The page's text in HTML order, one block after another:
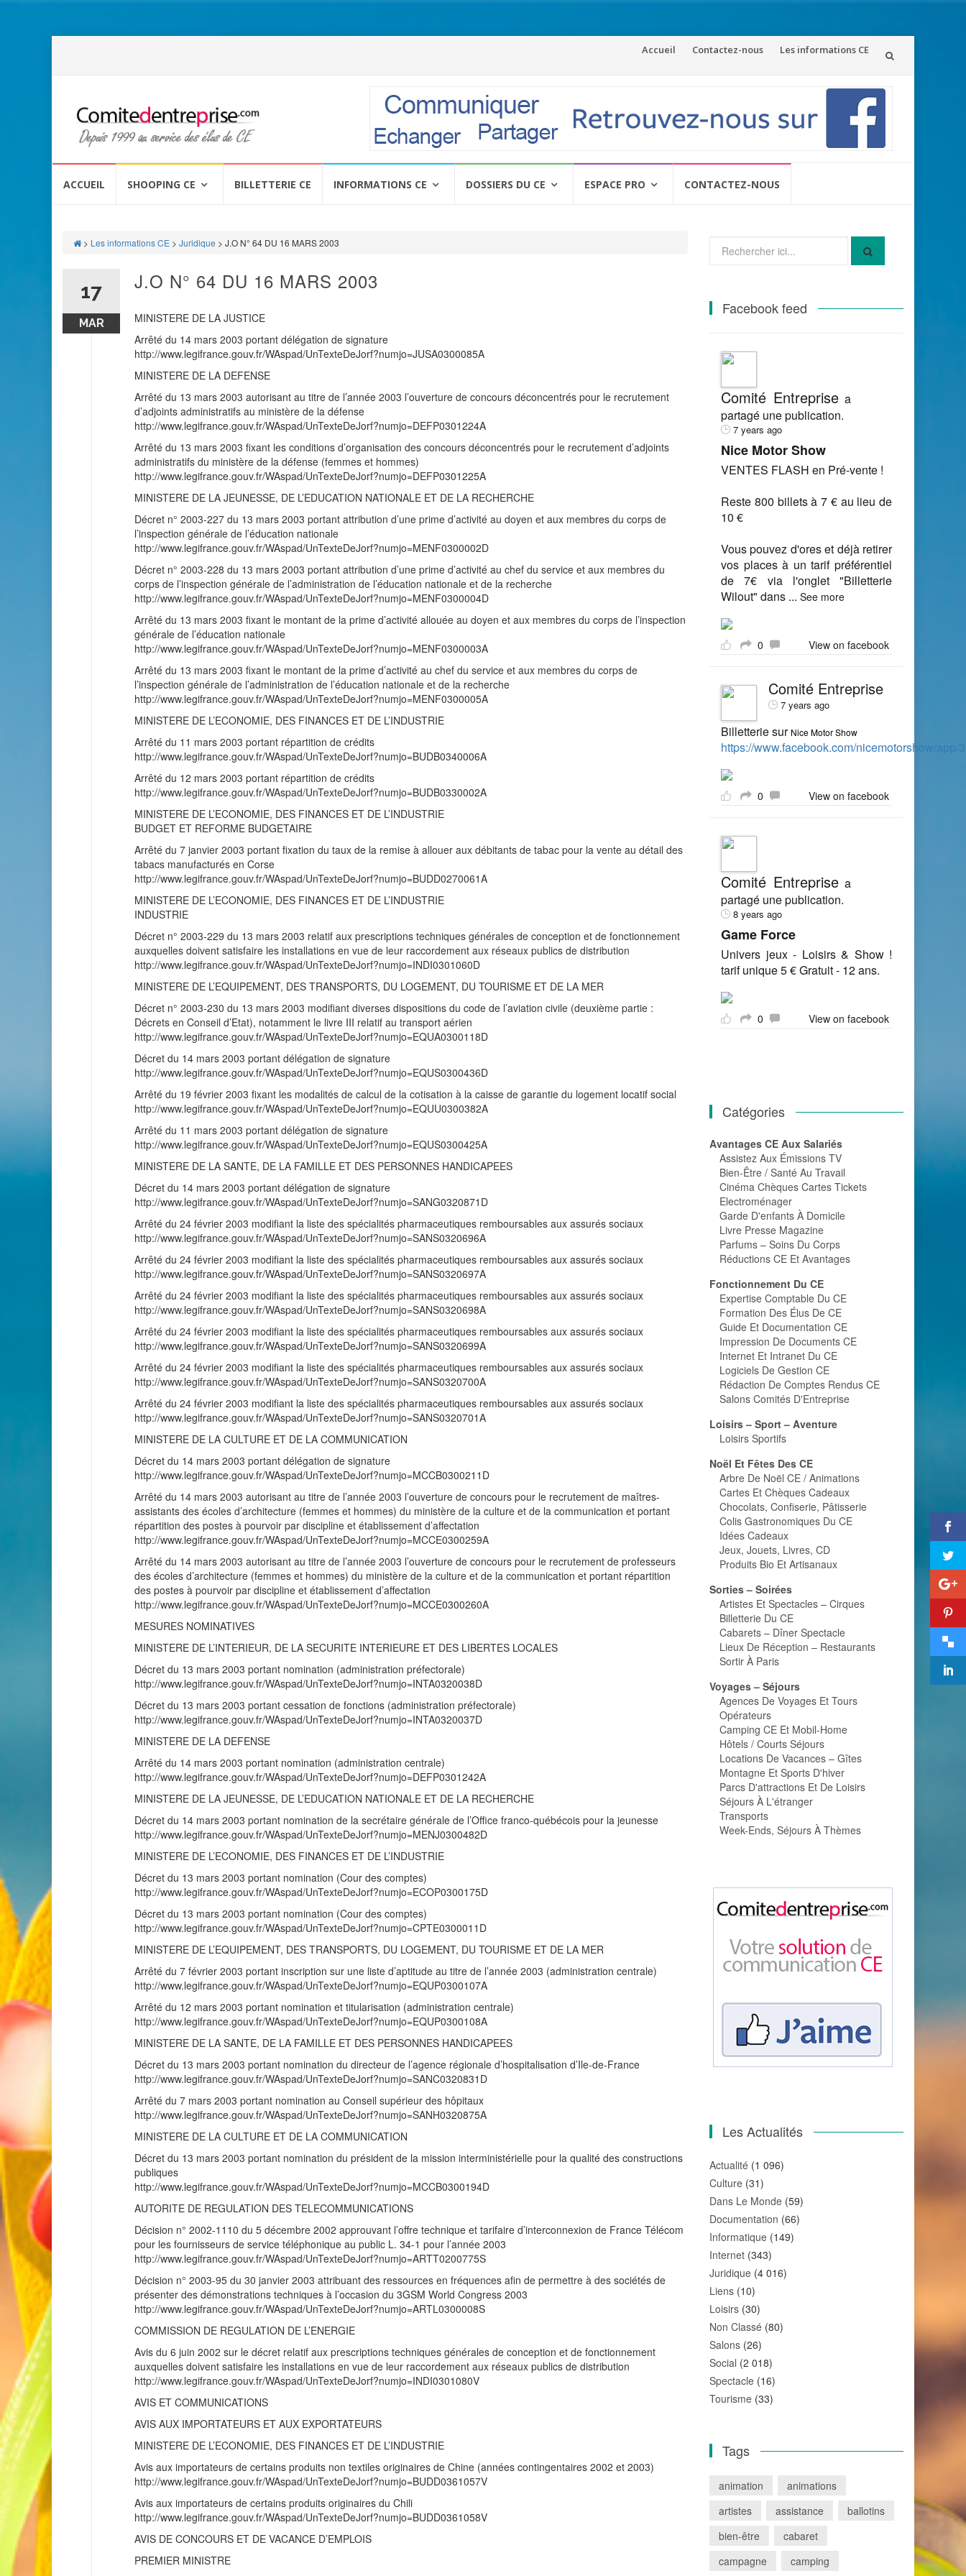
Aller
Accueil Contactez-nous Les informations CE
ACCUEIL SHOOPING CE BILLETTERIE CE INFORMATIONS CE DOSSIERS DU CE ESPACE PRO CONTACTEZ-NOUS
> Les informations CE > Juridique > J.O N° 64 DU 16 MARS 2003
17
MAR
J.O N° 64 DU 16 MARS 2003
MINISTERE DE LA JUSTICE
Arrêté du 14 mars 2003 portant délégation de signature
http://www.legifrance.gouv.fr/WAspad/UnTexteDeJorf?numjo=JUSA0300085A
MINISTERE DE LA DEFENSE
Arrêté du 13 mars 2003 autorisant au titre de l’année 2003 l’ouverture de concours déconcentrés pour le recrutement
d’adjoints administratifs au ministère de la défense
http://www.legifrance.gouv.fr/WAspad/UnTexteDeJorf?numjo=DEFP0301224A
Arrêté du 13 mars 2003 fixant les conditions d’organisation des concours déconcentrés pour le recrutement d’adjoints
administratifs du ministère de la défense (femmes et hommes)
http://www.legifrance.gouv.fr/WAspad/UnTexteDeJorf?numjo=DEFP0301225A
MINISTERE DE LA JEUNESSE, DE L’EDUCATION NATIONALE ET DE LA RECHERCHE
Décret n° 2003-227 du 13 mars 2003 portant attribution d’une prime d’activité au doyen et aux membres du corps de
l’inspection générale de l’éducation nationale
http://www.legifrance.gouv.fr/WAspad/UnTexteDeJorf?numjo=MENF0300002D
Décret n° 2003-228 du 13 mars 2003 portant attribution d’une prime d’activité au chef du service et aux membres du
corps de l’inspection générale de l’administration de l’éducation nationale et de la recherche
http://www.legifrance.gouv.fr/WAspad/UnTexteDeJorf?numjo=MENF0300004D
Arrêté du 13 mars 2003 fixant le montant de la prime d’activité allouée au doyen et aux membres du corps de l’inspection
générale de l’éducation nationale
http://www.legifrance.gouv.fr/WAspad/UnTexteDeJorf?numjo=MENF0300003A
Arrêté du 13 mars 2003 fixant le montant de la prime d’activité au chef du service et aux membres du corps de
l’inspection générale de l’administration de l’éducation nationale et de la recherche
http://www.legifrance.gouv.fr/WAspad/UnTexteDeJorf?numjo=MENF0300005A
MINISTERE DE L’ECONOMIE, DES FINANCES ET DE L’INDUSTRIE
Arrêté du 11 mars 2003 portant répartition de crédits
http://www.legifrance.gouv.fr/WAspad/UnTexteDeJorf?numjo=BUDB0340006A
Arrêté du 12 mars 2003 portant répartition de crédits
http://www.legifrance.gouv.fr/WAspad/UnTexteDeJorf?numjo=BUDB0330002A
MINISTERE DE L’ECONOMIE, DES FINANCES ET DE L’INDUSTRIE
BUDGET ET REFORME BUDGETAIRE
Arrêté du 7 janvier 2003 portant fixation du taux de la remise à allouer aux débitants de tabac pour la vente au détail des
tabacs manufacturés en Corse
http://www.legifrance.gouv.fr/WAspad/UnTexteDeJorf?numjo=BUDD0270061A
MINISTERE DE L’ECONOMIE, DES FINANCES ET DE L’INDUSTRIE
INDUSTRIE
Décret n° 2003-229 du 13 mars 2003 relatif aux prescriptions techniques générales de conception et de fonctionnement
auxquelles doivent satisfaire les installations en vue de leur raccordement aux réseaux publics de distribution
http://www.legifrance.gouv.fr/WAspad/UnTexteDeJorf?numjo=INDI0301060D
MINISTERE DE L’EQUIPEMENT, DES TRANSPORTS, DU LOGEMENT, DU TOURISME ET DE LA MER
Décret n° 2003-230 du 13 mars 2003 modifiant diverses dispositions du code de l’aviation civile (deuxième partie :
Décrets en Conseil d’Etat), notamment le livre III relatif au transport aérien
http://www.legifrance.gouv.fr/WAspad/UnTexteDeJorf?numjo=EQUA0300118D
Décret du 14 mars 2003 portant délégation de signature
http://www.legifrance.gouv.fr/WAspad/UnTexteDeJorf?numjo=EQUS0300436D
Arrêté du 19 février 2003 fixant les modalités de calcul de la cotisation à la caisse de garantie du logement locatif social
http://www.legifrance.gouv.fr/WAspad/UnTexteDeJorf?numjo=EQUU0300382A
Arrêté du 11 mars 2003 portant délégation de signature
http://www.legifrance.gouv.fr/WAspad/UnTexteDeJorf?numjo=EQUS0300425A
MINISTERE DE LA SANTE, DE LA FAMILLE ET DES PERSONNES HANDICAPEES
Décret du 14 mars 2003 portant délégation de signature
http://www.legifrance.gouv.fr/WAspad/UnTexteDeJorf?numjo=SANG0320871D
Arrêté du 24 février 2003 modifiant la liste des spécialités pharmaceutiques remboursables aux assurés sociaux
http://www.legifrance.gouv.fr/WAspad/UnTexteDeJorf?numjo=SANS0320696A
Arrêté du 24 février 2003 modifiant la liste des spécialités pharmaceutiques remboursables aux assurés sociaux
http://www.legifrance.gouv.fr/WAspad/UnTexteDeJorf?numjo=SANS0320697A
Arrêté du 24 février 2003 modifiant la liste des spécialités pharmaceutiques remboursables aux assurés sociaux
http://www.legifrance.gouv.fr/WAspad/UnTexteDeJorf?numjo=SANS0320698A
Arrêté du 24 février 2003 modifiant la liste des spécialités pharmaceutiques remboursables aux assurés sociaux
http://www.legifrance.gouv.fr/WAspad/UnTexteDeJorf?numjo=SANS0320699A
Arrêté du 24 février 2003 modifiant la liste des spécialités pharmaceutiques remboursables aux assurés sociaux
http://www.legifrance.gouv.fr/WAspad/UnTexteDeJorf?numjo=SANS0320700A
Arrêté du 24 février 2003 modifiant la liste des spécialités pharmaceutiques remboursables aux assurés sociaux
http://www.legifrance.gouv.fr/WAspad/UnTexteDeJorf?numjo=SANS0320701A
MINISTERE DE LA CULTURE ET DE LA COMMUNICATION
Décret du 14 mars 2003 portant délégation de signature
http://www.legifrance.gouv.fr/WAspad/UnTexteDeJorf?numjo=MCCB0300211D
Arrêté du 14 mars 2003 autorisant au titre de l’année 2003 l’ouverture de concours pour le recrutement de maîtres-
assistants des écoles d’architecture (femmes et hommes) du ministère de la culture et de la communication et portant
répartition des postes à pourvoir par discipline et établissement d’affectation
http://www.legifrance.gouv.fr/WAspad/UnTexteDeJorf?numjo=MCCE0300259A
Arrêté du 14 mars 2003 autorisant au titre de l’année 2003 l’ouverture de concours pour le recrutement de professeurs
des écoles d’architecture (femmes et hommes) du ministère de la culture et de la communication et portant répartition
des postes à pourvoir par discipline et établissement d’affectation
http://www.legifrance.gouv.fr/WAspad/UnTexteDeJorf?numjo=MCCE0300260A
MESURES NOMINATIVES
MINISTERE DE L’INTERIEUR, DE LA SECURITE INTERIEURE ET DES LIBERTES LOCALES
Décret du 13 mars 2003 portant nomination (administration préfectorale)
http://www.legifrance.gouv.fr/WAspad/UnTexteDeJorf?numjo=INTA0320038D
Décret du 13 mars 2003 portant cessation de fonctions (administration préfectorale)
http://www.legifrance.gouv.fr/WAspad/UnTexteDeJorf?numjo=INTA0320037D
MINISTERE DE LA DEFENSE
Arrêté du 14 mars 2003 portant nomination (administration centrale)
http://www.legifrance.gouv.fr/WAspad/UnTexteDeJorf?numjo=DEFP0301242A
MINISTERE DE LA JEUNESSE, DE L’EDUCATION NATIONALE ET DE LA RECHERCHE
Décret du 14 mars 2003 portant nomination de la secrétaire générale de l’Office franco-québécois pour la jeunesse
http://www.legifrance.gouv.fr/WAspad/UnTexteDeJorf?numjo=MENJ0300482D
MINISTERE DE L’ECONOMIE, DES FINANCES ET DE L’INDUSTRIE
Décret du 13 mars 2003 portant nomination (Cour des comptes)
http://www.legifrance.gouv.fr/WAspad/UnTexteDeJorf?numjo=ECOP0300175D
Décret du 13 mars 2003 portant nomination (Cour des comptes)
http://www.legifrance.gouv.fr/WAspad/UnTexteDeJorf?numjo=CPTE0300011D
MINISTERE DE L’EQUIPEMENT, DES TRANSPORTS, DU LOGEMENT, DU TOURISME ET DE LA MER
Arrêté du 7 février 2003 portant inscription sur une liste d’aptitude au titre de l’année 2003 (administration centrale)
http://www.legifrance.gouv.fr/WAspad/UnTexteDeJorf?numjo=EQUP0300107A
Arrêté du 12 mars 2003 portant nomination et titularisation (administration centrale)
http://www.legifrance.gouv.fr/WAspad/UnTexteDeJorf?numjo=EQUP0300108A
MINISTERE DE LA SANTE, DE LA FAMILLE ET DES PERSONNES HANDICAPEES
Décret du 13 mars 2003 portant nomination du directeur de l’agence régionale d’hospitalisation d’Ile-de-France
http://www.legifrance.gouv.fr/WAspad/UnTexteDeJorf?numjo=SANC0320831D
Arrêté du 7 mars 2003 portant nomination au Conseil supérieur des hôpitaux
http://www.legifrance.gouv.fr/WAspad/UnTexteDeJorf?numjo=SANH0320875A
MINISTERE DE LA CULTURE ET DE LA COMMUNICATION
Décret du 13 mars 2003 portant nomination du président de la mission interministérielle pour la qualité des constructions
publiques
http://www.legifrance.gouv.fr/WAspad/UnTexteDeJorf?numjo=MCCB0300194D
AUTORITE DE REGULATION DES TELECOMMUNICATIONS
Décision n° 2002-1110 du 5 décembre 2002 approuvant l’offre technique et tarifaire d’interconnexion de France Télécom
pour les fournisseurs de service téléphonique au public L. 34-1 pour l’année 2003
http://www.legifrance.gouv.fr/WAspad/UnTexteDeJorf?numjo=ARTT0200775S
Décision n° 2003-95 du 30 janvier 2003 attribuant des ressources en fréquences afin de permettre à des sociétés de
présenter des démonstrations techniques à l’occasion du 3GSM World Congress 2003
http://www.legifrance.gouv.fr/WAspad/UnTexteDeJorf?numjo=ARTL0300008S
COMMISSION DE REGULATION DE L’ENERGIE
Avis du 6 juin 2002 sur le décret relatif aux prescriptions techniques générales de conception et de fonctionnement
auxquelles doivent satisfaire les installations en vue de leur raccordement aux réseaux publics de distribution
http://www.legifrance.gouv.fr/WAspad/UnTexteDeJorf?numjo=INDI0301080V
AVIS ET COMMUNICATIONS
AVIS AUX IMPORTATEURS ET AUX EXPORTATEURS
MINISTERE DE L’ECONOMIE, DES FINANCES ET DE L’INDUSTRIE
Avis aux importateurs de certains produits non textiles originaires de Chine (années contingentaires 2002 et 2003)
http://www.legifrance.gouv.fr/WAspad/UnTexteDeJorf?numjo=BUDD0361057V
Avis aux importateurs de certains produits originaires du Chili
http://www.legifrance.gouv.fr/WAspad/UnTexteDeJorf?numjo=BUDD0361058V
AVIS DE CONCOURS ET DE VACANCE D’EMPLOIS
PREMIER MINISTRE
pour
Facebook feed
Comité Entreprisea
partagé une publication.
7 years ago
Nice Motor Show
VENTES FLASH en Pré-vente !
Reste 800 billets à 7 € au lieu de
10 €
Vous pouvez d'ores et déjà retirer
vos places à un tarif préférentiel
de 7€ via l'onglet "Billetterie
Wilout" dans ... See more
0 View on facebook
Comité Entreprise
7 years ago
Billetterie sur Nice Motor Show
https://www.facebook.com/nicemotorshow/app/
0 View on facebook
Comité Entreprisea
partagé une publication.
8 years ago
Game Force
Univers jeux - Loisirs & Show !
tarif unique 5 € Gratuit - 12 ans.
0 View on facebook
Catégories
Avantages CE Aux Salariés
Assistez Aux Émissions TV
Bien-Être / Santé Au Travail
Cinéma Chèques Cartes Tickets
Electroménager
Garde D'enfants À Domicile
Livre Presse Magazine
Parfums – Soins Du Corps
Réductions CE Et Avantages
Fonctionnement Du CE
Expertise Comptable Du CE
Formation Des Élus De CE
Guide Et Documentation CE
Impression De Documents CE
Internet Et Intranet Du CE
Logiciels De Gestion CE
Rédaction De Comptes Rendus CE
Salons Comités D'Entreprise
Loisirs – Sport – Aventure
Loisirs Sportifs
Noël Et Fêtes Des CE
Arbre De Noël CE / Animations
Cartes Et Chèques Cadeaux
Chocolats, Confiserie, Pâtisserie
Colis Gastronomiques Du CE
Idées Cadeaux
Jeux, Jouets, Livres, CD
Produits Bio Et Artisanaux
Sorties – Soirées
Artistes Et Spectacles – Cirques
Billetterie Du CE
Cabarets – Dîner Spectacle
Lieux De Réception – Restaurants
Sortir À Paris
Voyages – Séjours
Agences De Voyages Et Tours
Opérateurs
Camping CE Et Mobil-Home
Hôtels / Courts Séjours
Locations De Vacances – Gîtes
Montagne Et Sports D'hiver
Parcs D'attractions Et De Loisirs
Séjours À L'étranger
Transports
Week-Ends, Séjours À Thèmes
Les Actualités
Actualité (1 096)
Culture (31)
Dans Le Monde (59)
Documentation (66)
Informatique (149)
Internet (343)
Juridique (4 016)
Liens (10)
Loisirs (30)
Non Classé (80)
Salons (26)
Social (2 018)
Spectacle (16)
Tourisme (33)
Tags
animation
animations
artistes
assistance
ballotins
bien-être
cabaret
campagne
camping